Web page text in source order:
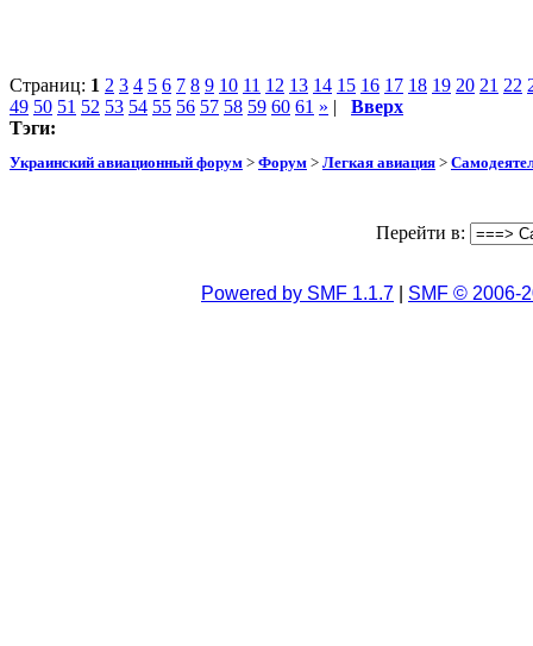
Страниц: 1 2 3 4 5 6 7 8 9 10 11 12 13 14 15 16 17 18 19 20 21 22
49 50 51 52 53 54 55 56 57 58 59 60 61 » | Вверх
Тэги:
Украинский авиационный форум > Форум > Легкая авиация >
Перейти в:
Powered by SMF 1.1.7 SMF © 2006-